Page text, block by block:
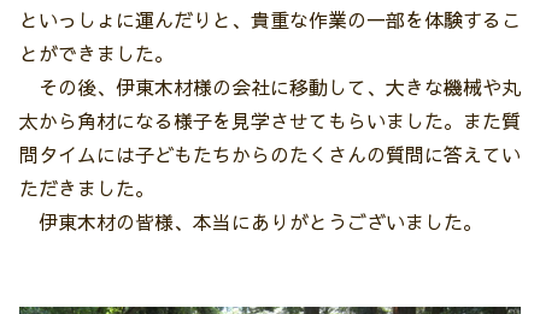
といっしょに運んだりと、貴重な作業の一部を体験するこ
とができました。
その後、伊東木材様の会社に移動して、大きな機械や丸
太から角材になる様子を見学させてもらいました。また質
問タイムには子どもたちからのたくさんの質問に答えてい
ただきました。
伊東木材の皆様、本当にありがとうございました。